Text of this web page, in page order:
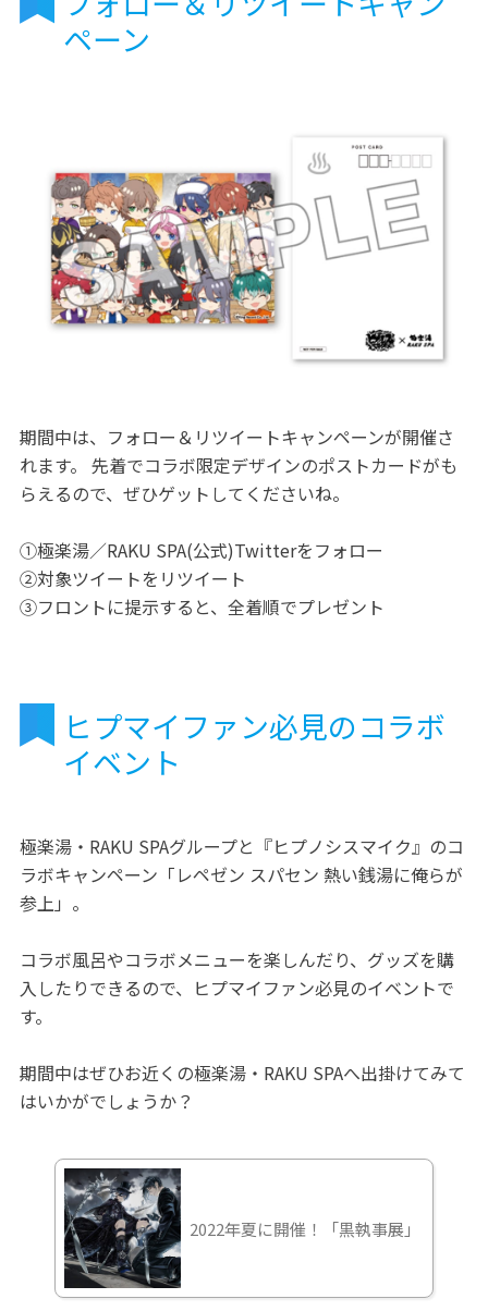
ペーン
期間中は、フォロー＆リツイートキャンペーンが開催さ
れます。 先着でコラボ限定デザインのポストカードがも
らえるので、ぜひゲットしてくださいね。
①極楽湯／RAKU SPA(公式)Twitterをフォロー
②対象ツイートをリツイート
③フロントに提示すると、全着順でプレゼント
ヒプマイファン必見のコラボ
イベント
極楽湯・RAKU SPAグループと『ヒプノシスマイク』のコ
ラボキャンペーン「レペゼン スパセン 熱い銭湯に俺らが
参上」。
コラボ風呂やコラボメニューを楽しんだり、グッズを購
入したりできるので、ヒプマイファン必見のイベントで
す。
期間中はぜひお近くの極楽湯・RAKU SPAへ出掛けてみて
はいかがでしょうか？
2022年夏に開催！「黒執事展」